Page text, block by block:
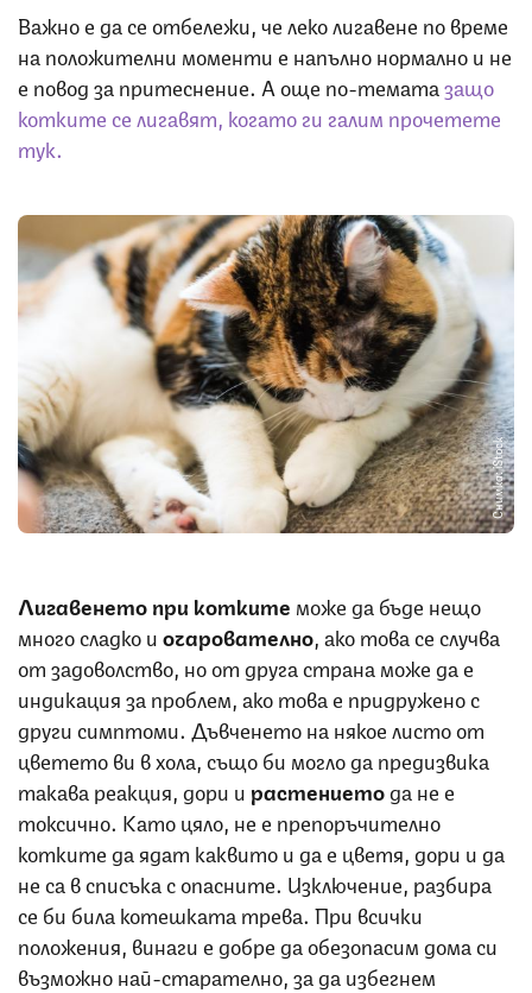
Важно е да се отбележи, че леко лигавене по време
на положителни моменти е напълно нормално и не
е повод за притеснение. А още по-тематазащо
котките се лигавят, когато ги галим прочетете
тук.
Снимка: iStock
Лигавенето при котките може да бъде нещо
много сладко иочарователно, ако това се случва
от задоволство, но от друга страна може да е
индикация за проблем, ако това е придружено с
други симптоми. Дъвченето на някое листо от
цветето ви в хола, също би могло да предизвика
такава реакция, дори и растениетода не е
токсично. Като цяло, не е препоръчително
котките да ядат каквито и да е цветя, дори и да
не са в списъка с опасните. Изключение, разбира
се би била котешката трева. При всички
положения, винаги е добре да обезопасим дома си
възможно най-старателно, за да избегнем